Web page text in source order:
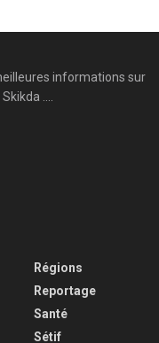
informations sur
....
Régions
Reportage
Santé
Sétif